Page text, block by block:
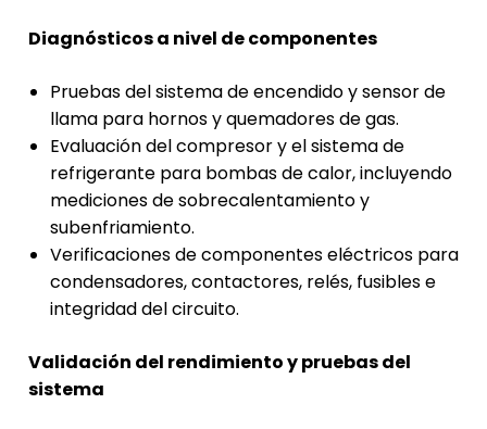
Diagnósticos a nivel de componentes
Pruebas del sistema de encendido y sensor de
llama para hornos y quemadores de gas.
Evaluación del compresor y el sistema de
refrigerante para bombas de calor, incluyendo
mediciones de sobrecalentamiento y
subenfriamiento.
Verificaciones de componentes eléctricos para
condensadores, contactores, relés, fusibles e
integridad del circuito.
Validación del rendimiento y pruebas del
sistema